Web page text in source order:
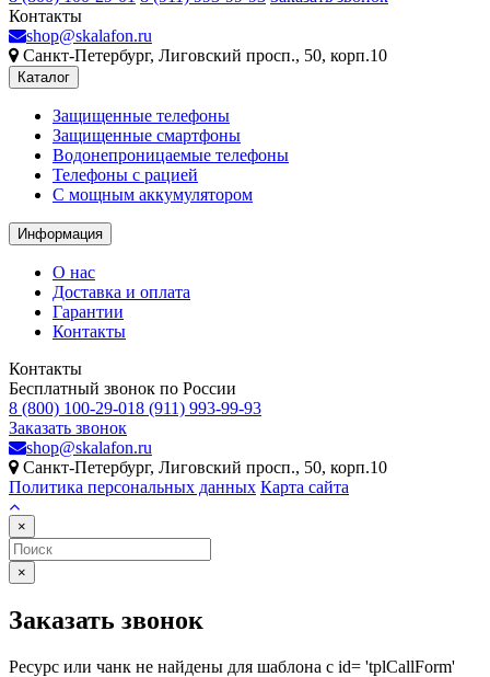
Контакты
shop@skalafon.ru
Санкт-Петербург, Лиговский просп., 50, корп.10
Каталог
Защищенные телефоны
Защищенные смартфоны
Водонепроницаемые телефоны
Телефоны с рацией
C мощным аккумулятором
Информация
О нас
Доставка и оплата
Гарантии
Контакты
Контакты
Бесплатный звонок по России
8 (800) 100-29-018 (911) 993-99-93
Заказать звонок
shop@skalafon.ru
Санкт-Петербург, Лиговский просп., 50, корп.10
Политика персональных данных Карта сайта
×
×
Заказать звонок
Ресурс или чанк не найдены для шаблона с id= 'tplCallForm'